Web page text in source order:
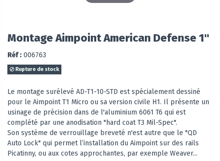
Montage Aimpoint American Defense 1"
Réf : 006763
Rupture de stock
Le montage surélevé AD-T1-10-STD est spécialement dessiné
pour le Aimpoint T1 Micro ou sa version civile H1. Il présente un
usinage de précision dans de l'aluminium 6061 T6 qui est
complété par une anodisation "hard coat T3 Mil-Spec".
Son système de verrouillage breveté n'est autre que le "QD
Auto Lock" qui permet l’installation du Aimpoint sur des rails
Picatinny, ou aux cotes approchantes, par exemple Weaver...